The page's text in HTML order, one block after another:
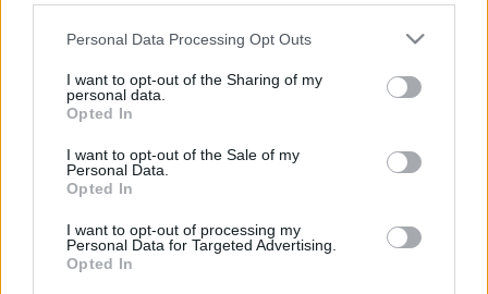
Please note that this website/app uses one or more Google
not limited to your visit or usage behaviour. You may click to
grant or deny consent to Google and its third-party tags to
use your data for below specified purposes in below Google
consent section.
Personal Data Processing Opt Outs
I want to opt-out of the Sharing of my
personal data.
Opted In
I want to opt-out of the Sale of my
Personal Data.
Opted In
I want to opt-out of processing my
Personal Data for Targeted Advertising.
Opted In
Ajánlott bejegyzések:
Folytatódik a zombivadászat
Mindenki megnyugodhat, még nem